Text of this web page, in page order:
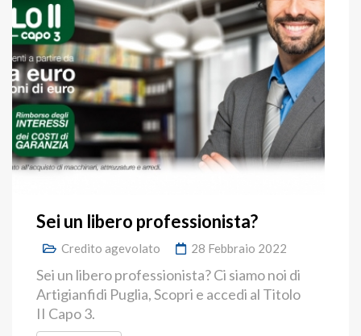
Sei un libero professionista?
Credito agevolato 28 Febbraio 2022
Sei un libero professionista? Ci siamo noi di
Artigianfidi Puglia, Scopri e accedi al Titolo
II Capo 3.